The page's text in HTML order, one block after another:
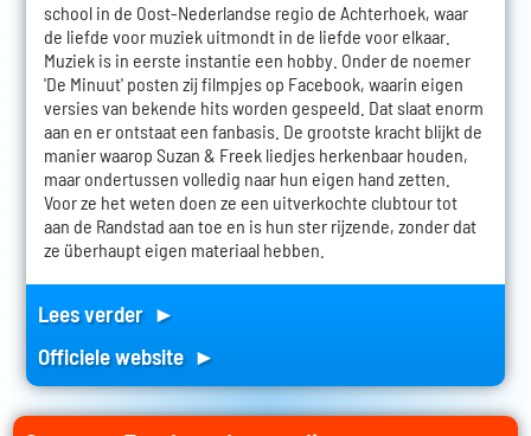
school in de Oost-Nederlandse regio de Achterhoek, waar
de liefde voor muziek uitmondt in de liefde voor elkaar.
Muziek is in eerste instantie een hobby. Onder de noemer
'De Minuut' posten zij filmpjes op Facebook, waarin eigen
versies van bekende hits worden gespeeld. Dat slaat enorm
aan en er ontstaat een fanbasis. De grootste kracht blijkt de
manier waarop Suzan & Freek liedjes herkenbaar houden,
maar ondertussen volledig naar hun eigen hand zetten.
Voor ze het weten doen ze een uitverkochte clubtour tot
aan de Randstad aan toe en is hun ster rijzende, zonder dat
ze überhaupt eigen materiaal hebben.
Lees verder ►
Officiele website ►